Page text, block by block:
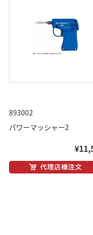
893002
パワーマッシャー2